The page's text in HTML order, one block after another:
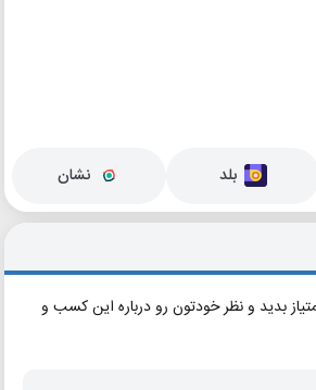
بلد نشان
بدید و نظر خودتون رو درباره این کسب و